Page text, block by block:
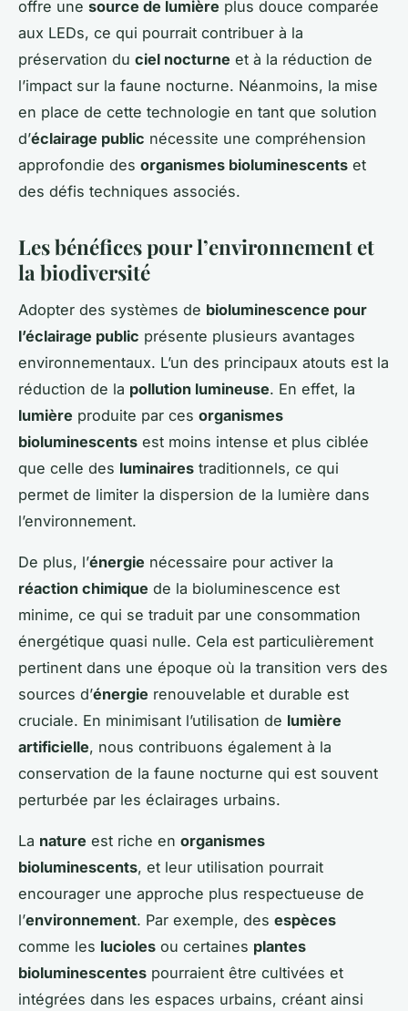
offre une source de lumière plus douce comparée
aux LEDs, ce qui pourrait contribuer à la
préservation du ciel nocturne et à la réduction de
l’impact sur la faune nocturne. Néanmoins, la mise
en place de cette technologie en tant que solution
d’éclairage public nécessite une compréhension
approfondie des organismes bioluminescents et
des défis techniques associés.
Les bénéfices pour l’environnement et
la biodiversité
Adopter des systèmes de bioluminescence pour
l’éclairage public présente plusieurs avantages
environnementaux. L’un des principaux atouts est la
réduction de la pollution lumineuse. En effet, la
lumière produite par ces organismes
bioluminescents est moins intense et plus ciblée
que celle des luminaires traditionnels, ce qui
permet de limiter la dispersion de la lumière dans
l’environnement.
De plus, l’énergie nécessaire pour activer la
réaction chimique de la bioluminescence est
minime, ce qui se traduit par une consommation
énergétique quasi nulle. Cela est particulièrement
pertinent dans une époque où la transition vers des
sources d’énergie renouvelable et durable est
cruciale. En minimisant l’utilisation de lumière
artificielle, nous contribuons également à la
conservation de la faune nocturne qui est souvent
perturbée par les éclairages urbains.
La nature est riche en organismes
bioluminescents, et leur utilisation pourrait
encourager une approche plus respectueuse de
l’environnement. Par exemple, des espèces
comme les lucioles ou certaines plantes
bioluminescentes pourraient être cultivées et
intégrées dans les espaces urbains, créant ainsi